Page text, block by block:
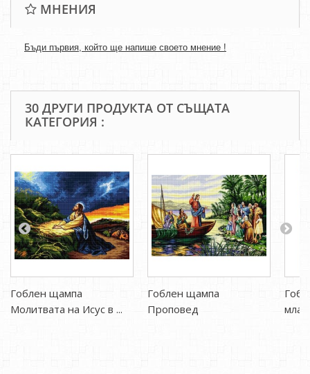
МНЕНИЯ
Бъди първия, който ще напише своето мнение !
30 ДРУГИ ПРОДУКТА ОТ СЪЩАТА
КАТЕГОРИЯ :
Гоблен щампа
Молитвата на Исус в ...
Гоблен щампа
Проповед